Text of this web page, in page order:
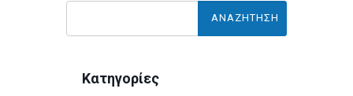
Κατηγορίες